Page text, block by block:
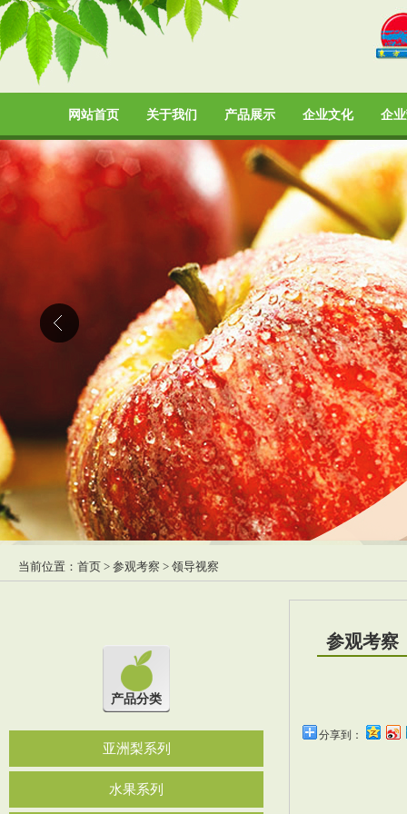
网站首页 关于我们 产品展示 企业文化 企
当前位置： 首页 > 参观考察 > 领导视察
产品分类
亚洲梨系列
水果系列
参观考察
分享到：